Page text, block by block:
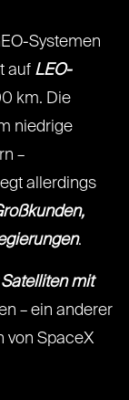
Systemen
auf LEO-
km. Die
niedrige
–
allerdings
.
mit
– ein anderer
von SpaceX